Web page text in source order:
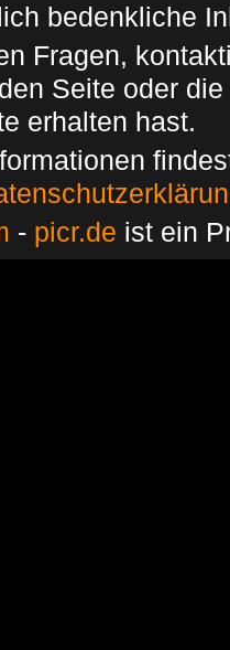
bedenkliche
Fragen,
Seite oder
erhalten hast.
- picr.de ist ein